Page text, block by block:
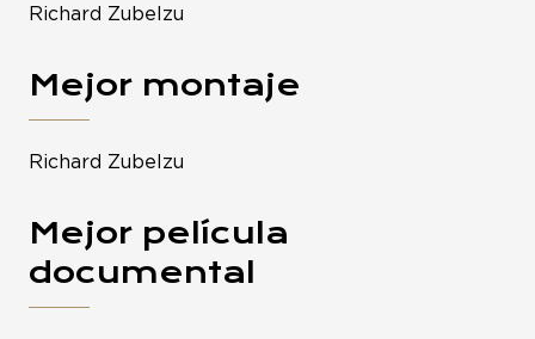
Richard Zubelzu
Mejor montaje
Richard Zubelzu
Mejor película
documental